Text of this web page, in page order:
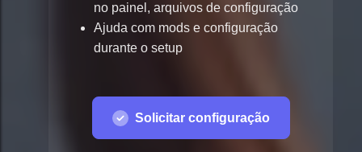
no painel, arquivos de configuração
Ajuda com mods e configuração
durante o setup
Solicitar configuração